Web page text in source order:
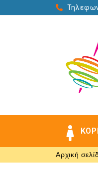
Αρχική